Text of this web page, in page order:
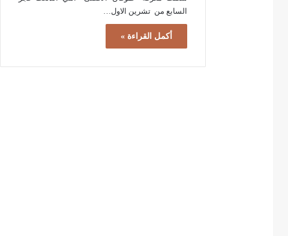
السابع من تشرين الاول…
أكمل القراءة »